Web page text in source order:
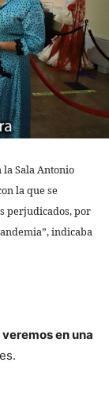
la Sala Antonio
la que se
perjudicados, por
indicaba
en una